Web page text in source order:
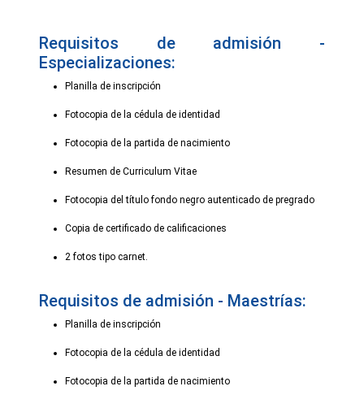
Requisitos de admisión -
Especializaciones:
Planilla de inscripción
Fotocopia de la cédula de identidad
Fotocopia de la partida de nacimiento
Resumen de Curriculum Vitae
Fotocopia del título fondo negro autenticado de pregrado
Copia de certificado de calificaciones
2 fotos tipo carnet.
Requisitos de admisión - Maestrías:
Planilla de inscripción
Fotocopia de la cédula de identidad
Fotocopia de la partida de nacimiento